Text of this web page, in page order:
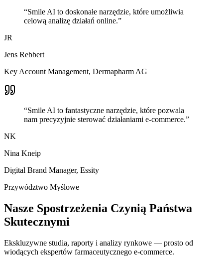
“Smile AI to doskonałe narzędzie, które umożliwia
celową analizę działań online.”
JR
Jens Rebbert
Key Account Management, Dermapharm AG
“Smile AI to fantastyczne narzędzie, które pozwala
nam precyzyjnie sterować działaniami e-commerce.”
NK
Nina Kneip
Digital Brand Manager, Essity
Przywództwo Myślowe
Nasze Spostrzeżenia Czynią Państwa
Skutecznymi
Ekskluzywne studia, raporty i analizy rynkowe — prosto od
wiodących ekspertów farmaceutycznego e-commerce.